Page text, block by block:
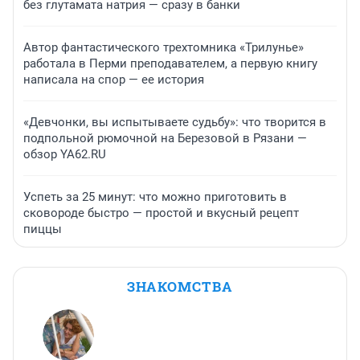
без глутамата натрия — сразу в банки
Автор фантастического трехтомника «Трилунье»
работала в Перми преподавателем, а первую книгу
написала на спор — ее история
«Девчонки, вы испытываете судьбу»: что творится в
подпольной рюмочной на Березовой в Рязани —
обзор YA62.RU
Успеть за 25 минут: что можно приготовить в
сковороде быстро — простой и вкусный рецепт
пиццы
ЗНАКОМСТВА